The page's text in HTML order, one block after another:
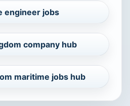
engineer jobs
company hub
maritime jobs hub